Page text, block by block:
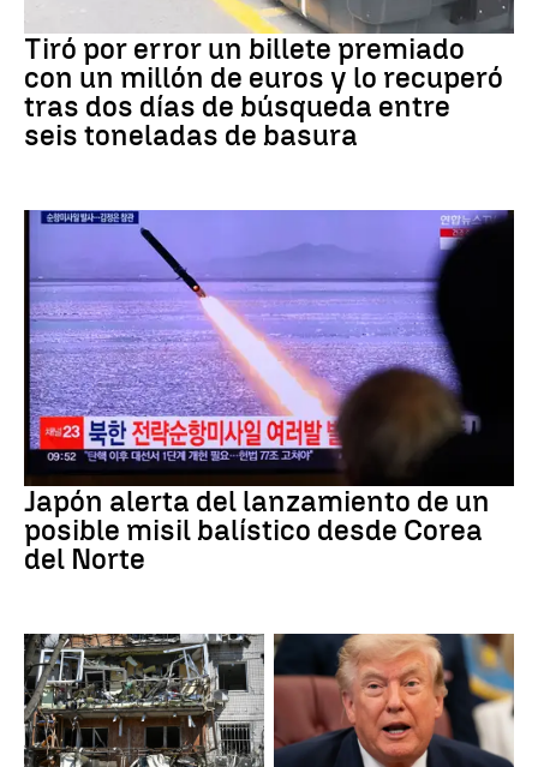
Tiró por error un billete premiado
con un millón de euros y lo recuperó
tras dos días de búsqueda entre
seis toneladas de basura
Japón alerta del lanzamiento de un
posible misil balístico desde Corea
del Norte
GUERRRA EEUU